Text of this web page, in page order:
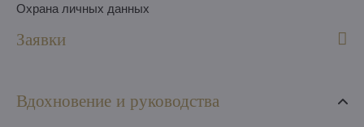
Охрана личных данных
Заявки
Вдохновение и руководства